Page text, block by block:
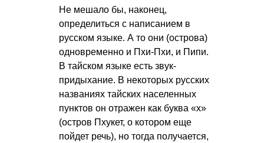
Не мешало бы, наконец,
определиться с написанием в
русском языке. А то они (острова)
одновременно и Пхи-Пхи, и Пипи.
В тайском языке есть звук-
придыхание. В некоторых русских
названиях тайских населенных
пунктов он отражен как буква «х»
(остров Пхукет, о котором еще
пойдет речь), но тогда получается,